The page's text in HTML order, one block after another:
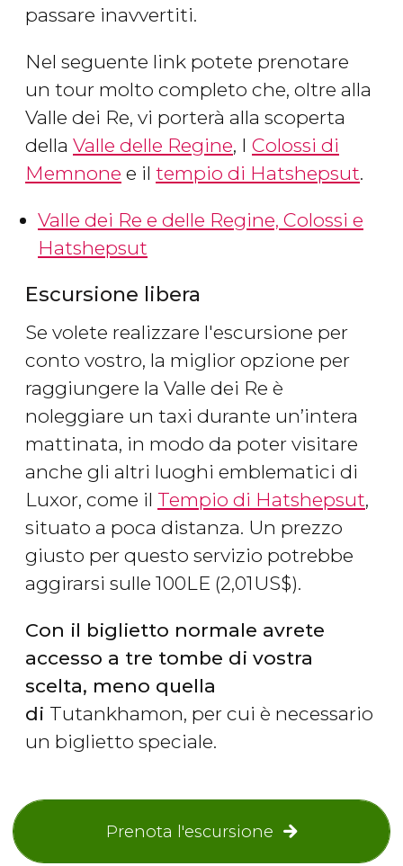
passare inavvertiti.
Nel seguente link potete prenotare
un tour molto completo che, oltre alla
Valle dei Re, vi porterà alla scoperta
della Valle delle Regine, I Colossi di
Memnone e il tempio di Hatshepsut.
Valle dei Re e delle Regine, Colossi e
Hatshepsut
Escursione libera
Se volete realizzare l'escursione per
conto vostro, la miglior opzione per
raggiungere la Valle dei Re è
noleggiare un taxi durante un’intera
mattinata, in modo da poter visitare
anche gli altri luoghi emblematici di
Luxor, come il Tempio di Hatshepsut,
situato a poca distanza. Un prezzo
giusto per questo servizio potrebbe
aggirarsi sulle 100LE (2,01 US$).
Con il biglietto normale avrete
accesso a tre tombe di vostra
scelta, meno quella
di Tutankhamon, per cui è necessario
un biglietto speciale.
Prenota l'escursione